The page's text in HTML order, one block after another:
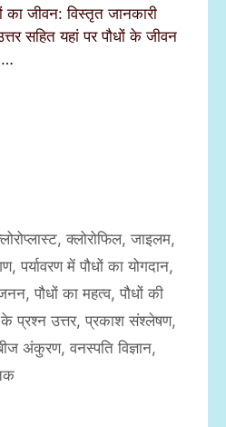
जीवन: विस्तृत जानकारी
सहित यहां पर पौधों के जीवन
…
,क्लोरोफिल,जाइलम,
, पर्यावरण में पौधों का योगदान,
, पौधों का महत्व, पौधों की
के प्रश्न उत्तर, प्रकाश संश्लेषण,
अंकुरण, वनस्पति विज्ञान,